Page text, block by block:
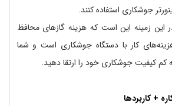
جوشکاری استفاده کنند.
این زمینه این است که هزینه گازهای محافظ
کار با دستگاه جوشکاری است و شما
کم کیفیت جوشکاری خود را ارتقا دهید.
+ کاربردها